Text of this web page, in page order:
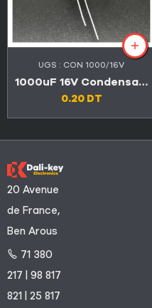
UGS : CON 1000/16V
1000uF 16V Condensateurs
0.20 DT
20 Avenue
de France,
Ben Arous
71 380
217 | 98 817
821 | 25 817